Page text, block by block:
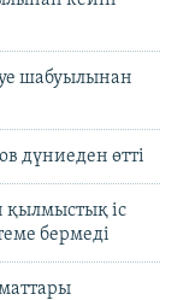
шабуылынан
дүниеден өтті
қылмыстық іс
бермеді